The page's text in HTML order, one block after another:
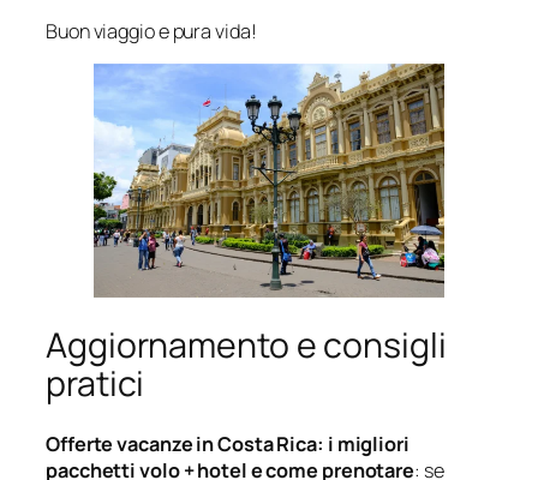
Buon viaggio e pura vida!
Aggiornamento e consigli
pratici
Offerte vacanze in Costa Rica: i migliori
pacchetti volo + hotel e come prenotare: se